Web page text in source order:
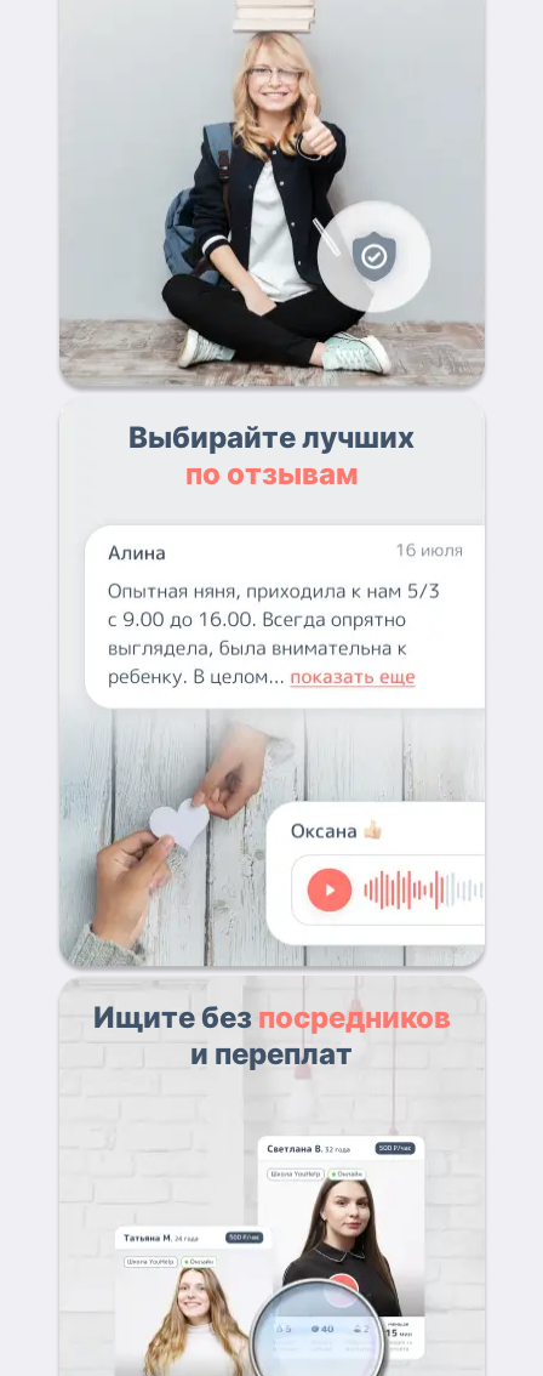
Выбирайте лучших
по отзывам
Ищите без посредников
и переплат